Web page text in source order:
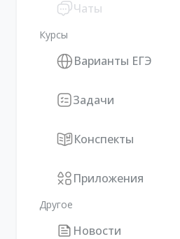
Чаты
Курсы
Варианты ЕГЭ
Задачи
Конспекты
Приложения
Другое
Новости